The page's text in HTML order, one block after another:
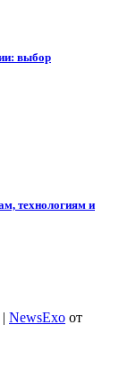
выбор
технологиям и
NewsExo от